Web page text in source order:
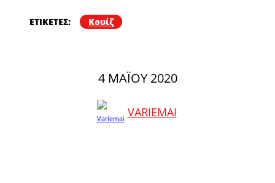
ΕΤΙΚΕΤΕΣ: Κουίζ
4 ΜΑΪ́ΟΥ 2020
VARIEMAI